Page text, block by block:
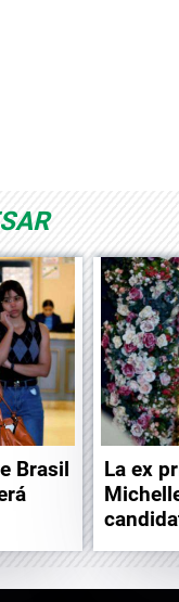
Brasil
La ex